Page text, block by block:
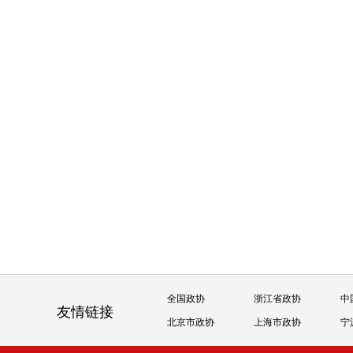
友情链接
全国政协 浙江省政协 中
北京市政协 上海市政协 宁